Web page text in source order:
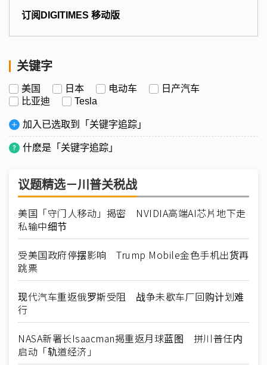
订阅DIGITIMES 移动版
关键字
美国 日本 电动车
日产汽车
比亚迪
Tesla
加入已选取到「关键字追踪」
什麽是「关键字追踪」
议题精选－川普关税战
美国「守门人移动」揭密 NVIDIA高端AI芯片地下走
私输中细节
受美国政府停摆影响 Trump Mobile金色手机出货再
跳票
现代汽车重返俄罗斯受阻 战争未歇车厂回购计划难
行
NASA新署长Isaacman揭重返月球蓝图 拼川普任内
启动「轨道经济」